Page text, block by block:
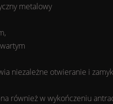
metalowy
niezależne otwieranie i
również w wykończeniu